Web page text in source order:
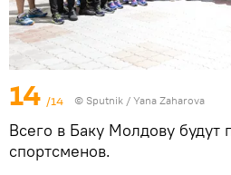
14 /14 © Sputnik / Yana Zaharova
Всего в Баку Молдову будут
спортсменов.